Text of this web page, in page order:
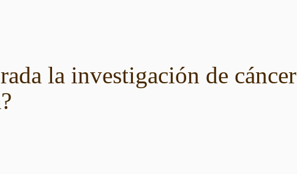
la investigación de cáncer